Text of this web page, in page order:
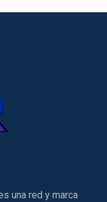
una red y marca